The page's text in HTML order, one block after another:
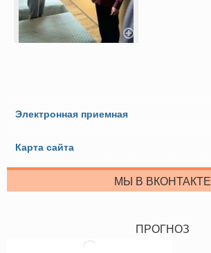
Электронная приемная
Карта сайта
МЫ В ВКОНТАКТЕ
ПРОГНОЗ